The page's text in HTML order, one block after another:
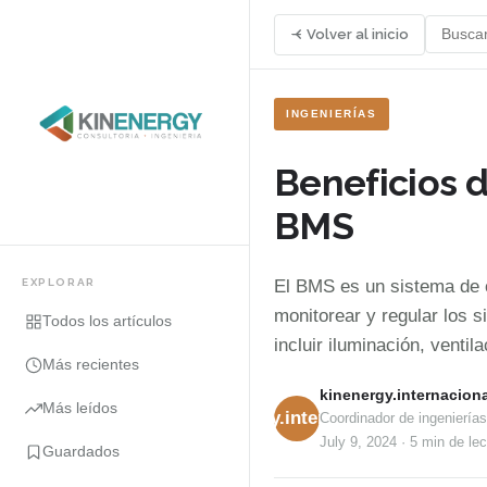
EXPLORAR
Todos los artículos
Más recientes
Más leídos
Guardados
Volver al inicio
INGENIERÍAS
Beneficios
BMS
El BMS es un sistema
monitorear y regular los
incluir iluminación,
kinenergy.internacionalCoordinador de ingenierías
July 9, 2024 · 5 min de